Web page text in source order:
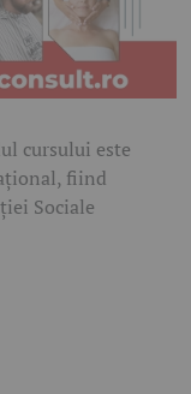
cursului este
fiind
Sociale